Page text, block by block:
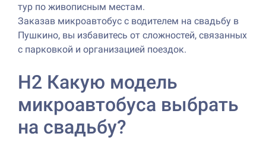
тур по живописным местам.
Заказав микроавтобус с водителем на свадьбу в
Пушкино, вы избавитесь от сложностей, связанных
с парковкой и организацией поездок.
H2 Какую модель
микроавтобуса выбрать
на свадьбу?